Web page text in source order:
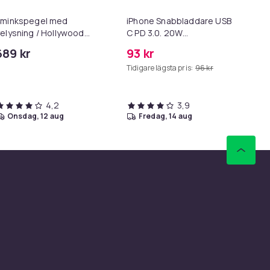
med
/ Hollywood
kr
4,2
onsdag, 12 aug
iPhone Snabbladdare USB-
C PD 3.0. 20W
93 kr
Tidigare lägsta pris: 96 kr
3,9
fredag, 14 aug